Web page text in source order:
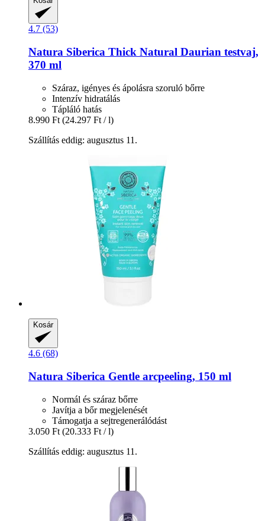
4.7 (53)
Natura Siberica Thick Natural Daurian testvaj,
370 ml
Száraz, igényes és ápolásra szoruló bőrre
Intenzív hidratálás
Tápláló hatás
8.990 Ft (24.297 Ft / l)
Szállítás eddig: augusztus 11.
Kosár
4.6 (68)
Natura Siberica Gentle arcpeeling, 150 ml
Normál és száraz bőrre
Javítja a bőr megjelenését
Támogatja a sejtregenerálódást
3.050 Ft (20.333 Ft / l)
Szállítás eddig: augusztus 11.